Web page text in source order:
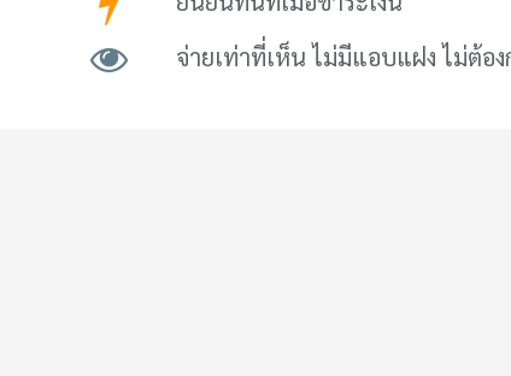
จ่ายเท่าที่เห็น ไม่มีแอบแฝง ไม่ต้อง